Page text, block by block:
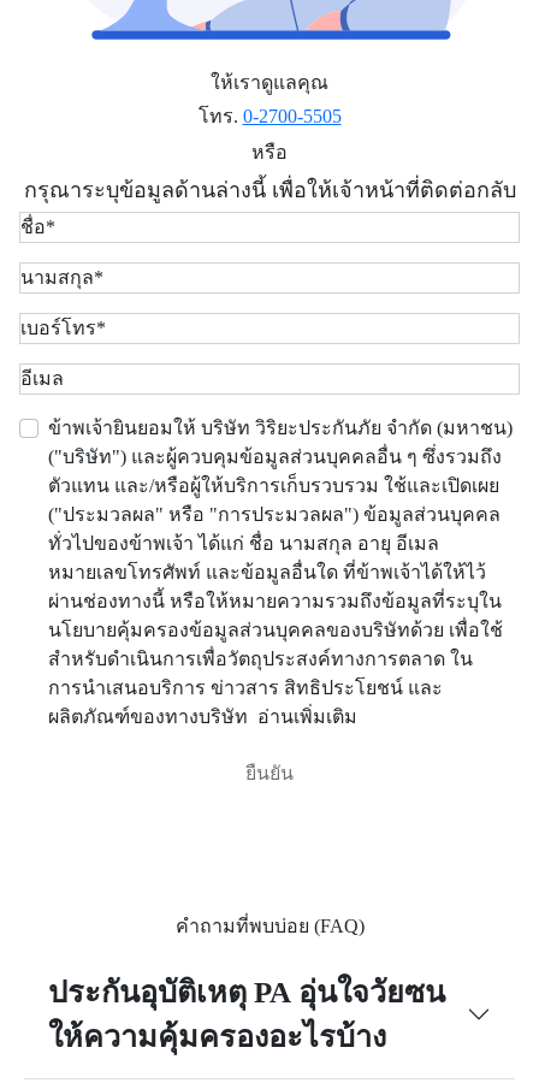
ให้เราดูแลคุณ
โทร. 0-2700-5505
หรือ
กรุณาระบุข้อมูลด้านล่างนี้ เพื่อให้เจ้าหน้าที่ติดต่อกลับ
ข้าพเจ้ายินยอมให้ บริษัท วิริยะประกันภัย จำกัด (มหาชน)
("บริษัท") และผู้ควบคุมข้อมูลส่วนบุคคลอื่น ๆ ซึ่งรวมถึง
ตัวแทน และ/หรือผู้ให้บริการเก็บรวบรวม ใช้และเปิดเผย
("ประมวลผล" หรือ "การประมวลผล") ข้อมูลส่วนบุคคล
ทั่วไปของข้าพเจ้า ได้แก่ ชื่อ นามสกุล อายุ อีเมล
หมายเลขโทรศัพท์ และข้อมูลอื่นใด ที่ข้าพเจ้าได้ให้ไว้
ผ่านช่องทางนี้ หรือให้หมายความรวมถึงข้อมูลที่ระบุใน
นโยบายคุ้มครองข้อมูลส่วนบุคคลของบริษัทด้วย เพื่อใช้
สำหรับดำเนินการเพื่อวัตถุประสงค์ทางการตลาด ใน
การนำเสนอบริการ ข่าวสาร สิทธิประโยชน์ และ
ผลิตภัณฑ์ของทางบริษัท อ่านเพิ่มเติม
คำถามที่พบบ่อย (FAQ)
ประกันอุบัติเหตุ PA อุ่นใจวัยซน
ให้ความคุ้มครองอะไรบ้าง